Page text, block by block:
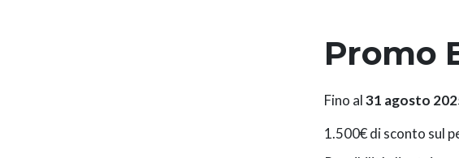
Promo
Fino al31 agosto
1.500€ di sconto sul